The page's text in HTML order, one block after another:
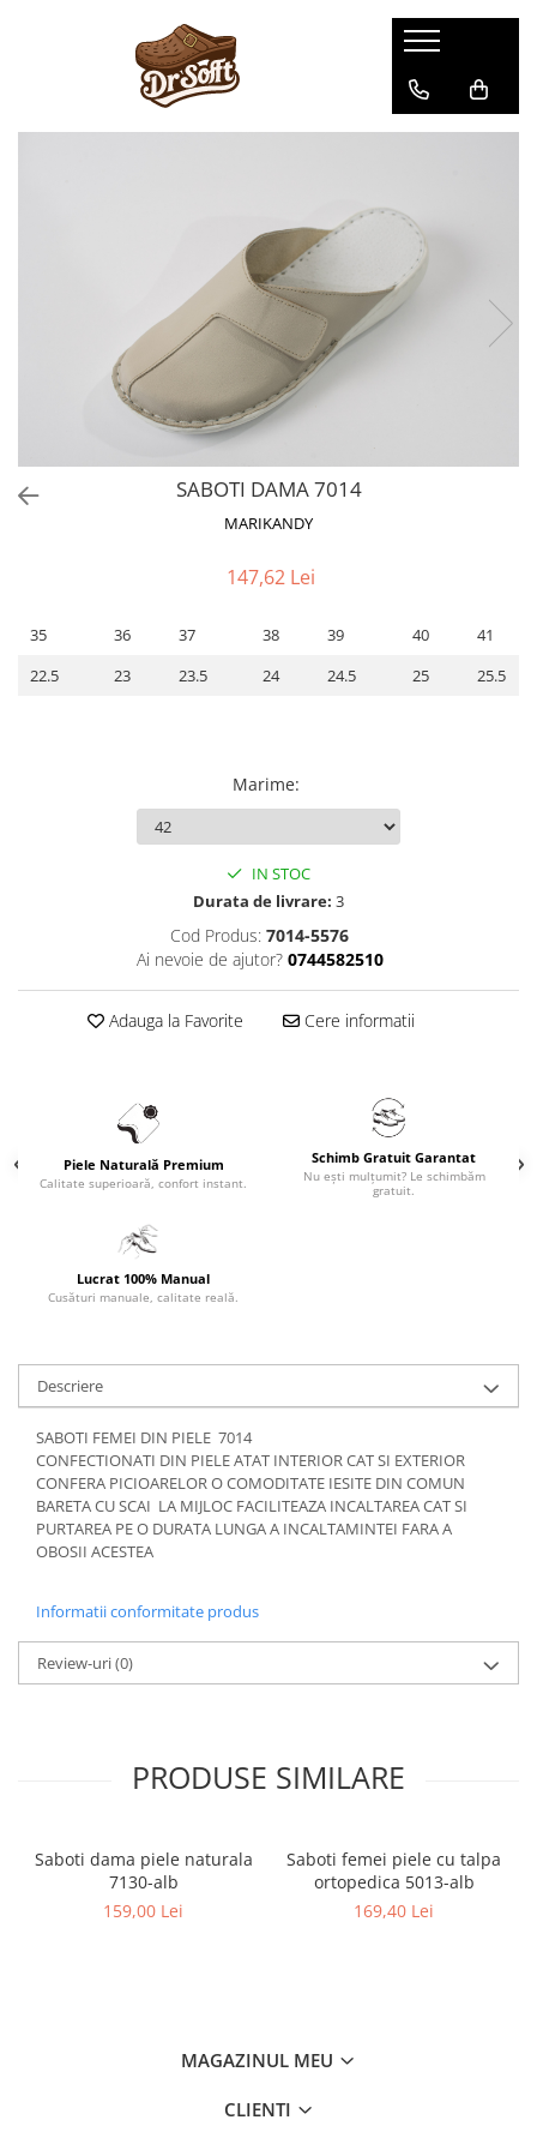
SABOTI DAMA 7014
MARIKANDY
147,62 Lei
35 36 37 38 39 40
41
22.5
23 23.5 24 24.5 25 25.5
Marime:
IN STOC
Durata de livrare: 3
Cod Produs: 7014-5576
Ai nevoie de ajutor? 0744582510
Adauga la Favorite Cere informatii
Piele Naturală Premium
Calitate superioară, confort instant.
Schimb Gratuit Garantat
Nu ești mulțumit? Le schimbăm
gratuit.
Lucrat 100% Manual
Cusături manuale, calitate reală.
Descriere
SABOTI FEMEI DIN PIELE 7014
CONFECTIONATI DIN PIELE ATAT INTERIOR CAT SI EXTERIOR
CONFERA PICIOARELOR O COMODITATE IESITE DIN COMUN
BARETA CU SCAI LA MIJLOC FACILITEAZA INCALTAREA CAT SI
PURTAREA PE O DURATA LUNGA A INCALTAMINTEI FARA A
OBOSII ACESTEA
Informatii conformitate produs
Review-uri(0)
PRODUSE SIMILARE
Saboti dama piele naturala
7130-alb
159,00 Lei
Saboti femei piele cu talpa
ortopedica 5013-alb
169,40 Lei
MAGAZINUL MEU
CLIENTI